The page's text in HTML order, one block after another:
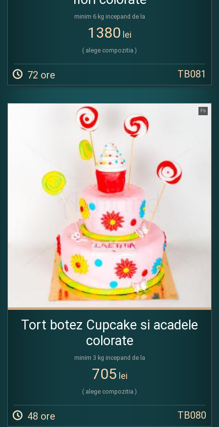
minim 6 kg incepand de la
1380 lei
( alege compozitia )
72 ore TB081
Fb
Tort botez Cupcake si acadele
colorate
minim 3 kg incepand de la
705 lei
( alege compozitia )
48 ore TB080